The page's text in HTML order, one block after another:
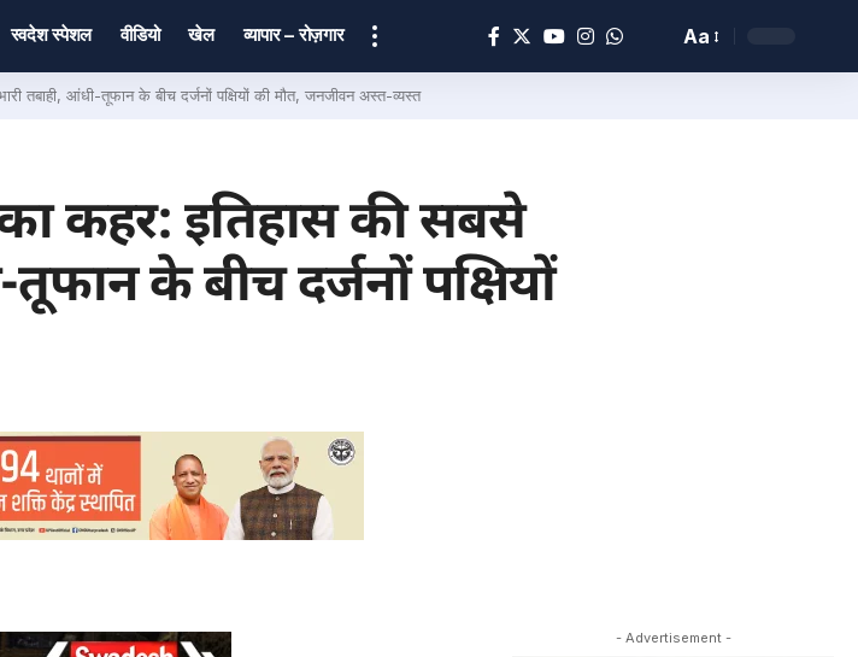
स्वदेश स्पेशल वीडियो खेल व्यापार – रोज़गार Aa
आंधी-तूफान के बीच दर्जनों पक्षियों की मौत, जनजीवन अस्त-व्यस्त
कहर: इतिहास की सबसे
के बीच दर्जनों पक्षियों
- Advertisement -